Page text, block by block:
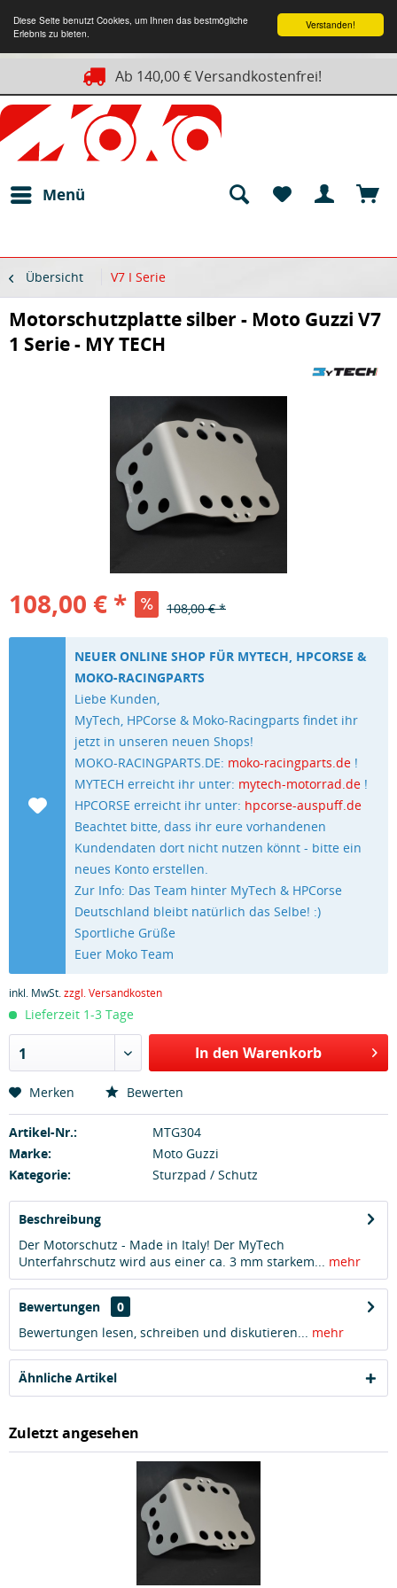
Verstanden!
Diese Seite benutzt Cookies, um Ihnen das bestmögliche
Erlebnis zu bieten.
Ab 140,00 € Versandkostenfrei!
Menü
Übersicht V7 I Serie
Motorschutzplatte silber - Moto Guzzi V7
1 Serie - MY TECH
108,00 € * 108,00 € *
NEUER ONLINE SHOP FÜR MYTECH, HPCORSE &
MOKO-RACINGPARTS
Liebe Kunden,
MyTech, HPCorse & Moko-Racingparts findet ihr
jetzt in unseren neuen Shops!
MOKO-RACINGPARTS.DE: moko-racingparts.de !
MYTECH erreicht ihr unter: mytech-motorrad.de !
HPCORSE erreicht ihr unter: hpcorse-auspuff.de
Beachtet bitte, dass ihr eure vorhandenen
Kundendaten dort nicht nutzen könnt - bitte ein
neues Konto erstellen.
Zur Info: Das Team hinter MyTech & HPCorse
Deutschland bleibt natürlich das Selbe! :)
Sportliche Grüße
Euer Moko Team
inkl. MwSt.zzgl. Versandkosten
Lieferzeit 1-3 Tage
1 In den Warenkorb
Merken Bewerten
Artikel-Nr.:
MTG304
Marke:
Moto Guzzi
Kategorie:
Sturzpad / Schutz
Beschreibung
Der Motorschutz - Made in Italy! Der MyTech
Unterfahrschutz wird aus einer ca. 3 mm starkem... mehr
Bewertungen
0
Bewertungen lesen, schreiben und diskutieren... mehr
Ähnliche Artikel
Zuletzt angesehen